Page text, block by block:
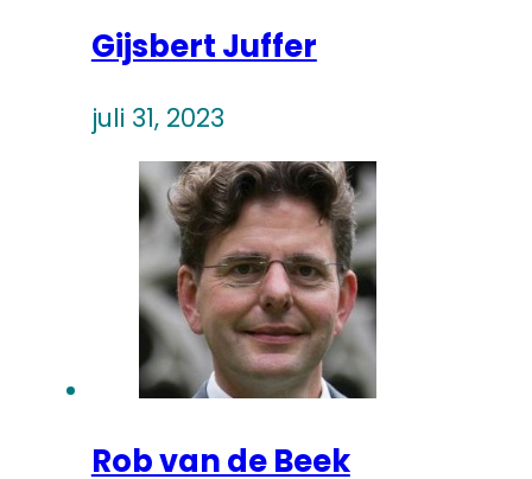
Gijsbert Juffer
juli 31, 2023
Rob van de Beek